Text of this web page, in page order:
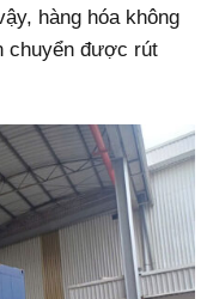
hàng hóa không
chuyển được rút